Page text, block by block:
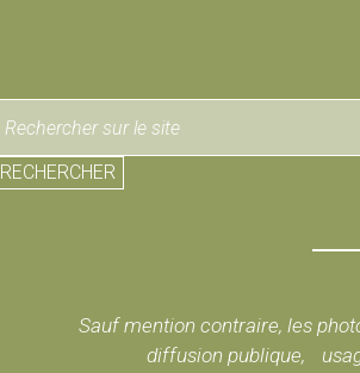
RECHERCHER
Sauf mention contraire, les
diffusion publique,